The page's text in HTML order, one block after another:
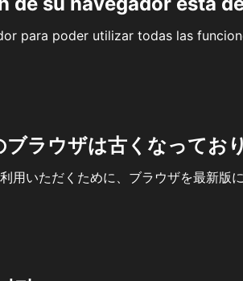
para poder utilizar todas las
ラウザは古くなってお
用いただくために、ブラウザを最新版